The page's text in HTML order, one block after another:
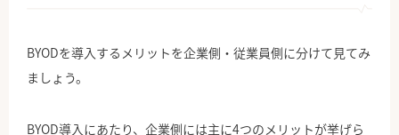
BYODを導入するメリットを企業側・従業員側に分けて見てみ
ましょう。
BYOD導入にあたり、企業側には主に4つのメリットが挙げら